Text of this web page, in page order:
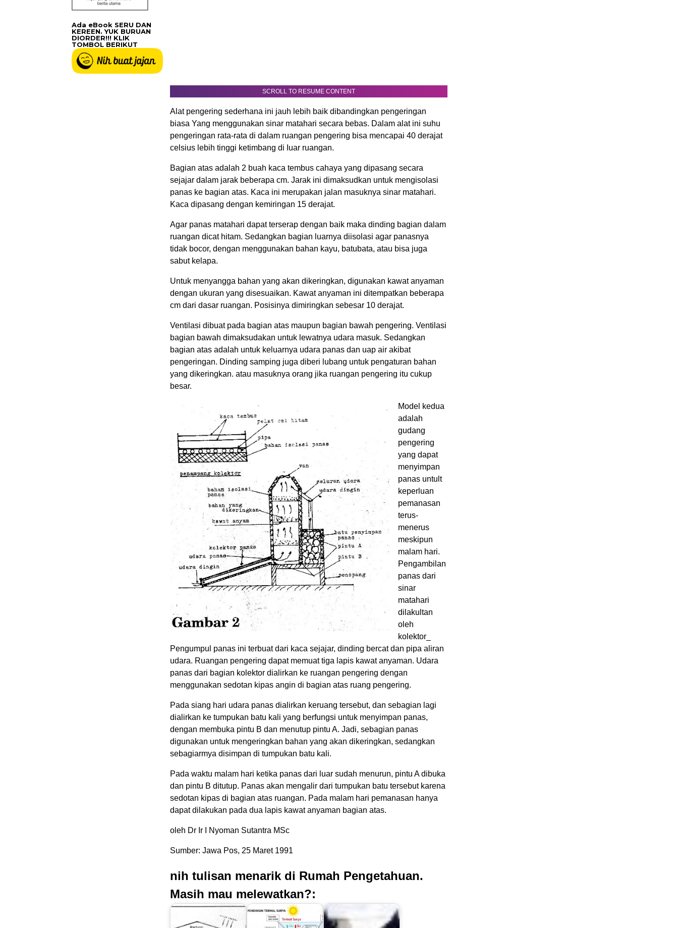
SCROLL TO RESUME CONTENT
Alat pengering sederhana ini jauh lebih baik dibandingkan pengeringan
biasa Yang menggunakan sinar matahari secara bebas. Dalam alat ini suhu
pengeringan rata-rata di dalam ruangan pengering bisa mencapai 40 derajat
celsius lebih tinggi ketimbang di Iuar ruangan.
Bagian atas adalah 2 buah kaca tembus cahaya yang dipasang secara
sejajar dalam jarak beberapa cm. Jarak ini dimaksudkan untuk mengisolasi
panas ke bagian atas. Kaca ini merupakan jalan masuknya sinar matahari.
Kaca dipasang dengan kemiringan 15 derajat.
Agar panas matahari dapat terserap dengan baik maka dinding bagian dalam
ruangan dicat hitam. Sedangkan bagian luarnya diisolasi agar panasnya
tidak bocor, dengan menggunakan bahan kayu, batubata, atau bisa juga
sabut kelapa.
Untuk menyangga bahan yang akan dikeringkan, digunakan kawat anyaman
dengan ukuran yang disesuaikan. Kawat anyaman ini ditempatkan beberapa
cm dari dasar ruangan. Posisinya dimiringkan sebesar 10 derajat.
Ventilasi dibuat pada bagian atas maupun bagian bawah pengering. Ventilasi
bagian bawah dimaksudakan untuk lewatnya udara masuk. Sedangkan
bagian atas adalah untuk keluarnya udara panas dan uap air akibat
pengeringan. Dinding samping juga diberi lubang untuk pengaturan bahan
yang dikeringkan. atau masuknya orang jika ruangan pengering itu cukup
besar.
Model kedua
adalah
gudang
pengering
yang dapat
menyimpan
panas untult
keperluan
pemanasan
terus-
menerus
meskipun
malam hari.
Pengambilan
panas dari
sinar
matahari
dilakultan
oleh
kolektor_
Pengumpul panas ini terbuat dari kaca sejajar, dinding bercat dan pipa aliran
udara. Ruangan pengering dapat memuat tiga lapis kawat anyaman. Udara
panas dari bagian kolektor dialirkan ke ruangan pengering dengan
menggunakan sedotan kipas angin di bagian atas ruang pengering.
Pada siang hari udara panas dialirkan keruang tersebut, dan sebagian lagi
dialirkan ke tumpukan batu kali yang berfungsi untuk menyimpan panas,
dengan membuka pintu B dan menutup pintu A. Jadi, sebagian panas
digunakan untuk mengeringkan bahan yang akan dikeringkan, sedangkan
sebagiarmya disimpan di tumpukan batu kali.
Pada waktu malam hari ketika panas dari luar sudah menurun, pintu A dibuka
dan pintu B ditutup. Panas akan mengalir dari tumpukan batu tersebut karena
sedotan kipas di bagian atas ruangan. Pada malam hari pemanasan hanya
dapat dilakukan pada dua lapis kawat anyaman bagian atas.
oleh Dr Ir I Nyoman Sutantra MSc
Sumber: Jawa Pos, 25 Maret 1991
nih tulisan menarik di Rumah Pengetahuan.
Masih mau melewatkan?:
Ada eBook SERU DAN
KEREEN. YUK BURUAN
DIORDER!!! KLIK
TOMBOL BERIKUT